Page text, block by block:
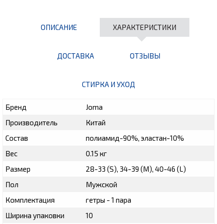
ОПИСАНИЕ ХАРАКТЕРИСТИКИ
ДОСТАВКА ОТЗЫВЫ
СТИРКА И УХОД
Бренд
Joma
Производитель
Китай
Состав
полиамид-90%, эластан-10%
Вес
0.15 кг
Размер
28-33 (S), 34-39 (M), 40-46 (L)
Пол
Мужской
Комплектация
гетры - 1 пара
Ширина упаковки
10